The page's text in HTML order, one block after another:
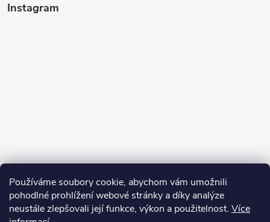
Používáme soubory cookie, abychom vám umožnili
pohodlné prohlížení webové stránky a díky analýze
neustále zlepšovali její funkce, výkon a použitelnost. Více
Instagram